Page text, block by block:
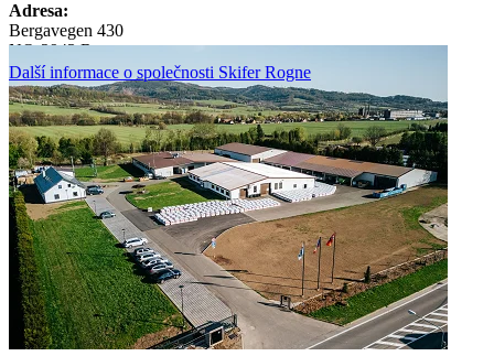
Adresa:
Bergavegen 430
NO-2943 Rogne
Další informace o společnosti Skifer Rogne